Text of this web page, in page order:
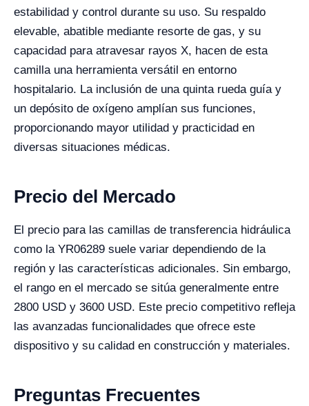
estabilidad y control durante su uso. Su respaldo
elevable, abatible mediante resorte de gas, y su
capacidad para atravesar rayos X, hacen de esta
camilla una herramienta versátil en entorno
hospitalario. La inclusión de una quinta rueda guía y
un depósito de oxígeno amplían sus funciones,
proporcionando mayor utilidad y practicidad en
diversas situaciones médicas.
Precio del Mercado
El precio para las camillas de transferencia hidráulica
como la YR06289 suele variar dependiendo de la
región y las características adicionales. Sin embargo,
el rango en el mercado se sitúa generalmente entre
2800 USD y 3600 USD. Este precio competitivo refleja
las avanzadas funcionalidades que ofrece este
dispositivo y su calidad en construcción y materiales.
Preguntas Frecuentes